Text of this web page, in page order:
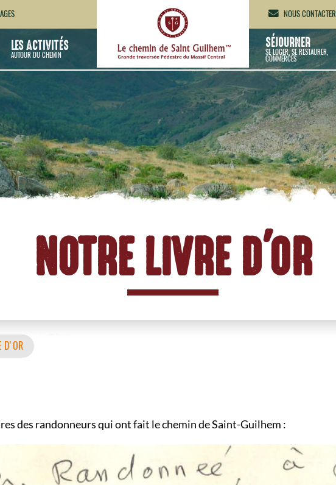
NOUS CONTACTER
LES ACTIVITÉS
AUTOUR DU CHEMIN
SÉJOURNER
SE LOGER, SE RESTAURER,
COMMERCES
NOTRE LIVRE D'OR
D'OR
des randonneurs qui ont fait le chemin de Saint-Guilhem :